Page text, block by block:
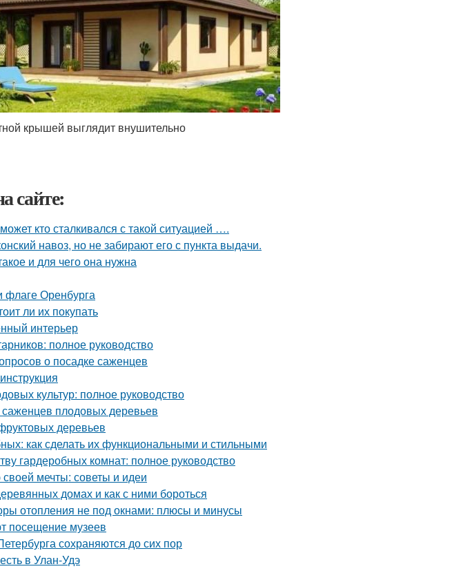
крышей выглядит внушительно
сайте:
кто сталкивался с такой ситуацией ….
навоз, но не забирают его с пункта выдачи.
и для чего она нужна
флаге Оренбурга
ли их покупать
интерьер
полное руководство
о посадке саженцев
культур: полное руководство
плодовых деревьев
деревьев
как сделать их функциональными и стильными
гардеробных комнат: полное руководство
мечты: советы и идеи
домах и как с ними бороться
отопления не под окнами: плюсы и минусы
посещение музеев
сохраняются до сих пор
в Улан-Удэ